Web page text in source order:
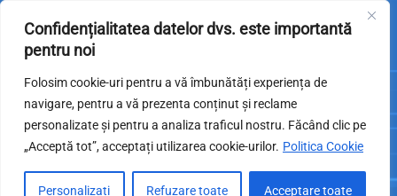
Confidențialitatea datelor dvs. este importantă
pentru noi
Folosim cookie-uri pentru a vă îmbunătăți experiența de
navigare, pentru a vă prezenta conținut și reclame
personalizate și pentru a analiza traficul nostru. Făcând clic pe
„Acceptă tot”, acceptați utilizarea cookie-urilor. Politica Cookie
Personalizați Refuzare toate Acceptare toate
Devino Expert în Web
Design: Creează Site-uri